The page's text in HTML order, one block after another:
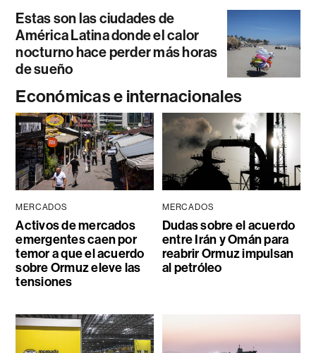
Estas son las ciudades de
América Latina donde el calor
nocturno hace perder más horas
de sueño
Económicas e internacionales
MERCADOS
Activos de mercados
emergentes caen por
temor a que el acuerdo
sobre Ormuz eleve las
tensiones
MERCADOS
Dudas sobre el acuerdo
entre Irán y Omán para
reabrir Ormuz impulsan
al petróleo